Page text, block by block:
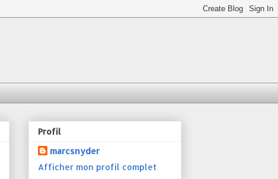
Profil
marcsnyder
Afficher mon profil complet